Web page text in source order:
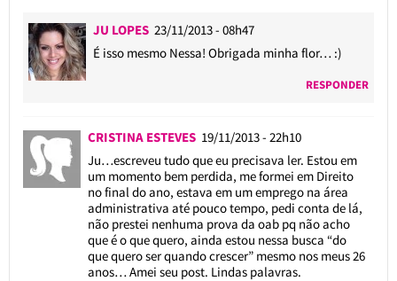
JU LOPES 23/11/2013 - 08h47
É isso mesmo Nessa! Obrigada minha flor… :)
RESPONDER
CRISTINA ESTEVES 19/11/2013 - 22h10
Ju…escreveu tudo que eu precisava ler. Estou em
um momento bem perdida, me formei em Direito
no final do ano, estava em um emprego na área
administrativa até pouco tempo, pedi conta de lá,
não prestei nenhuma prova da oab pq não acho
que é o que quero, ainda estou nessa busca “do
que quero ser quando crescer” mesmo nos meus 26
anos… Amei seu post. Lindas palavras.